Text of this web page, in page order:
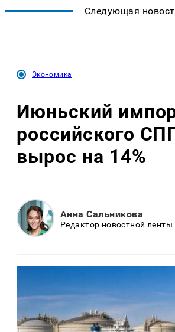
Следующая
Экономика
Июньский
российского
вырос на 14%
Анна Сальникова
Редактор новостной ленты